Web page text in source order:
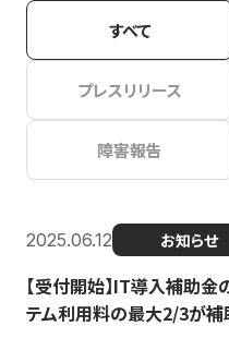
すべて
プレスリリース
障害報告
2025.06.12 お知らせ
【受付開始】IT導入補助金
テム利用料の最大2/3が補